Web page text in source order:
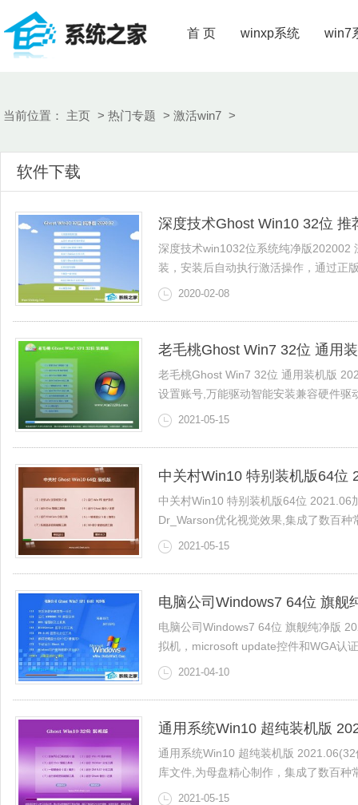
首 页 winxp系统 win7
当前位置： 主页 > 热门专题 > 激活win7 >
软件下载
深度技术Ghost Win10 32位 推
深度技术win1032位系统纯净版202002
装，安装后自动执行激活操作，通过正
2020-02-08
老毛桃Ghost Win7 32位 通用
老毛桃Ghost Win7 32位 通用装机版
设置账号,万能驱动智能安装兼容硬件驱
2021-05-15
中关村Win10 特别装机版64位
中关村Win10 特别装机版64位 2021.06
Dr_Warson优化视觉效果,集成了数百种
2021-05-15
电脑公司Windows7 64位 旗舰
电脑公司Windows7 64位 旗舰纯净版
拟机，microsoft update控件和WGA认
2021-04-10
通用系统Win10 超纯装机版
通用系统Win10 超纯装机版
库文件,为母盘精心制作，集成了数百种
2021-05-15